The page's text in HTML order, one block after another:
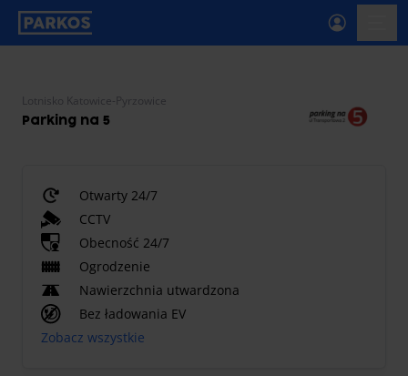
etykieta-nawigacji-głównej
Lotnisko Katowice-Pyrzowice
Parking na 5
Otwarty 24/7
CCTV
Obecność 24/7
Ogrodzenie
Nawierzchnia utwardzona
Bez ładowania EV
Zobacz wszystkie